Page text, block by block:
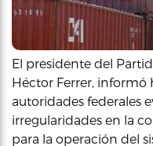
El presidente del
Héctor Ferrer, informó
autoridades federales
irregularidades en la
para la operación del